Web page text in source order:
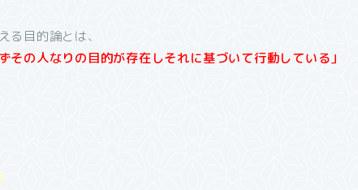
る目的論とは、
その人なりの目的が存在しそれに基づいて行動している」